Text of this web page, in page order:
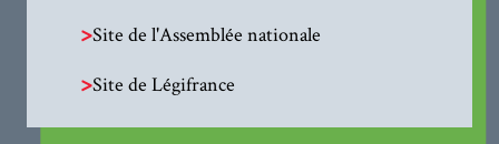
>Site de l'Assemblée nationale
>Site de Légifrance